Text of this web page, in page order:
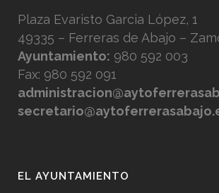
Plaza Evaristo Garcia López, 1
49335 – Ferreras de Abajo –
Ayuntamiento: 980 592 003
Fax: 980 592 091
EL AYUNTAMIENTO